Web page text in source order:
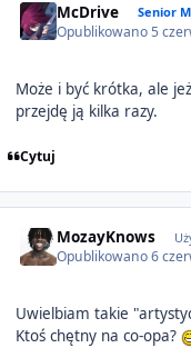
McDrive Senior
Opublikowano 5
Może i być krótka, ale
przejdę ją kilka razy.
Cytuj
MozayKnows
Opublikowano6
Uwielbiam takie
Ktoś chętny na co-opa?